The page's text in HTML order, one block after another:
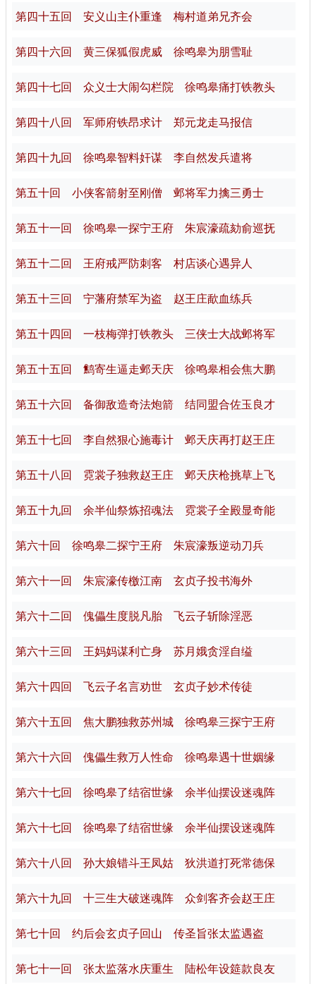
第四十五回 安义山主仆重逢 梅村道弟兄齐会
第四十六回 黄三保狐假虎威 徐鸣皋为朋雪耻
第四十七回 众义士大闹勾栏院 徐鸣皋痛打铁教头
第四十八回 军师府铁昂求计 郑元龙走马报信
第四十九回 徐鸣皋智料奸谋 李自然发兵遣将
第五十回 小侠客箭射至刚僧 邺将军力擒三勇士
第五十一回 徐鸣皋一探宁王府 朱宸濠疏劾俞巡抚
第五十二回 王府戒严防刺客 村店谈心遇异人
第五十三回 宁藩府禁军为盗 赵王庄歃血练兵
第五十四回 一枝梅弹打铁教头 三侠士大战邺将军
第五十五回 鹪寄生逼走邺天庆 徐鸣皋相会焦大鹏
第五十六回 备御敌造奇法炮箭 结同盟合佐玉良才
第五十七回 李自然狠心施毒计 邺天庆再打赵王庄
第五十八回 霓裳子独救赵王庄 邺天庆枪挑草上飞
第五十九回 余半仙祭炼招魂法 霓裳子全殿显奇能
第六十回 徐鸣皋二探宁王府 朱宸濠叛逆动刀兵
第六十一回 朱宸濠传檄江南 玄贞子投书海外
第六十二回 傀儡生度脱凡胎 飞云子斩除淫恶
第六十三回 王妈妈谋利亡身 苏月娥贪淫自缢
第六十四回 飞云子名言劝世 玄贞子妙术传徒
第六十五回 焦大鹏独救苏州城 徐鸣皋三探宁王府
第六十六回 傀儡生救万人性命 徐鸣皋遇十世姻缘
第六十七回 徐鸣皋了结宿世缘 余半仙摆设迷魂阵
第六十七回 徐鸣皋了结宿世缘 余半仙摆设迷魂阵
第六十八回 孙大娘错斗王凤姑 狄洪道打死常德保
第六十九回 十三生大破迷魂阵 众剑客齐会赵王庄
第七十回 约后会玄贞子回山 传圣旨张太监遇盗
第七十一回 张太监落水庆重生 陆松年设筵款良友